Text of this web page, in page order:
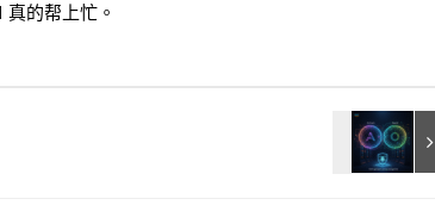
的帮上忙。